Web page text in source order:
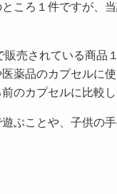
ころ１件ですが、
売されている商品
薬品のカプセルに
のカプセルに比較
ぶことや、子供の